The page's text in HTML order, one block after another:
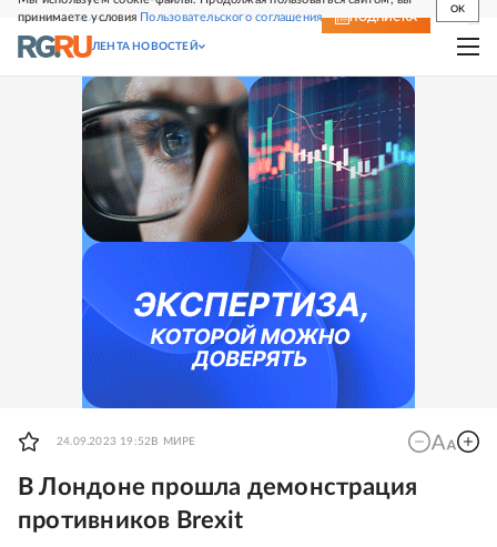
принимаете условия Пользовательского соглашения
OK
СВЕЖИЙ НОМЕР ПОДПИСКА
ЛЕНТА НОВОСТЕЙ
24.09.2023 19:52 В МИРЕ
В Лондоне прошла демонстрация
противников Brexit